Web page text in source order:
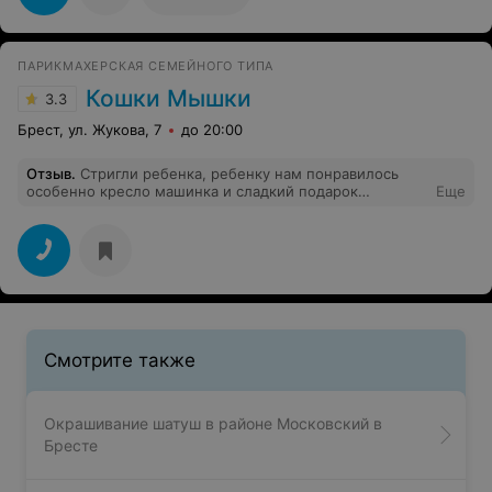
ПАРИКМАХЕРСКАЯ СЕМЕЙНОГО ТИПА
3.3 Кошки Мышки
Брест, ул. Жукова, 7 до 20:00
Отзыв. Стригли ребенка, ребенку нам понравилось
особенно кресло машинка и сладкий подарок
Еще
Смотрите также
Окрашивание шатуш в районе Московский в
Бресте